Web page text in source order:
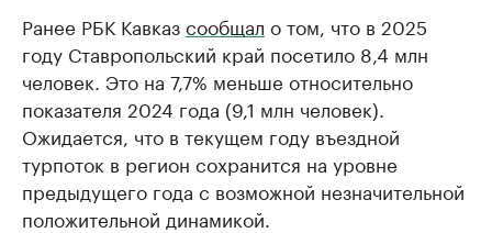
Ранее РБК Кавказсообщал о том, что в 2025
году Ставропольский край посетило 8,4 млн
человек. Это на 7,7% меньше относительно
показателя 2024 года (9,1 млн человек).
Ожидается, что в текущем году въездной
турпоток в регион сохранится на уровне
предыдущего года с возможной незначительной
положительной динамикой.